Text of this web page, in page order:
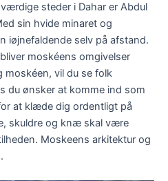
steder i Dahar er Abdul
sin hvide minaret og
iøjnefaldende selv på afstand.
moskéens omgivelser
moskéen, vil du se folk
du ønsker at komme ind som
at klæde dig ordentligt på
skuldre og knæ skal være
Moskeens arkitektur og